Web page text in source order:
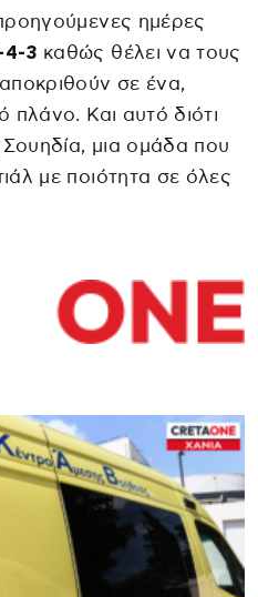
ημέρες
4-3 καθώς θέλει να τους
σε ένα,
πλάνο. Και αυτό διότι
Σουηδία, μια ομάδα που
με ποιότητα σε όλες